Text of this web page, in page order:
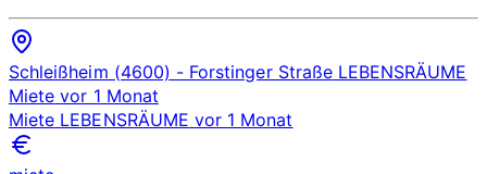
Schleißheim (4600) - Forstinger Straße LEBENSRÄUME
Miete vor 1 Monat
Miete LEBENSRÄUME vor 1 Monat